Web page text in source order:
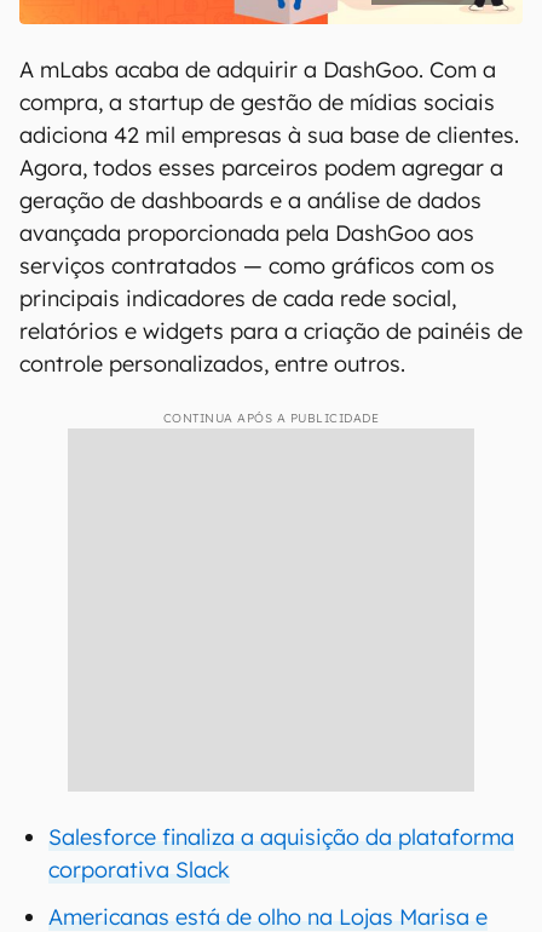
A mLabs acaba de adquirir a DashGoo. Com a
compra, a startup de gestão de mídias sociais
adiciona 42 mil empresas à sua base de clientes.
Agora, todos esses parceiros podem agregar a
geração de dashboards e a análise de dados
avançada proporcionada pela DashGoo aos
serviços contratados — como gráficos com os
principais indicadores de cada rede social,
relatórios e widgets para a criação de painéis de
controle personalizados, entre outros.
CONTINUA APÓS A PUBLICIDADE
Salesforce finaliza a aquisição da plataforma
corporativa Slack
Americanas está de olho na Lojas Marisa e